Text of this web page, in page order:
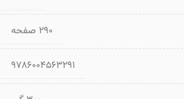
۲۹۰ صفحه
9786004563291